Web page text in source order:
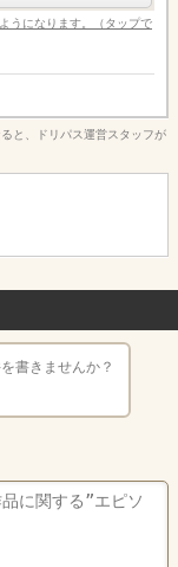
うになります。（タップで
と、ドリパス運営スタッフが
書きませんか？